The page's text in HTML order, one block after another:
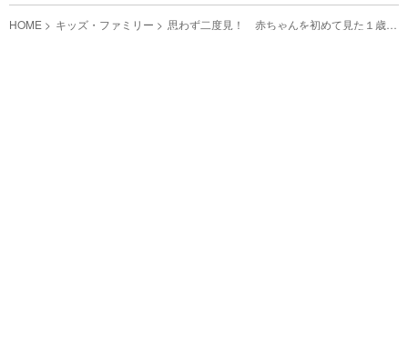
HOME キッズ・ファミリー 思わず二度見！ 赤ちゃんを初めて見た１歳姉
の反応がこちら